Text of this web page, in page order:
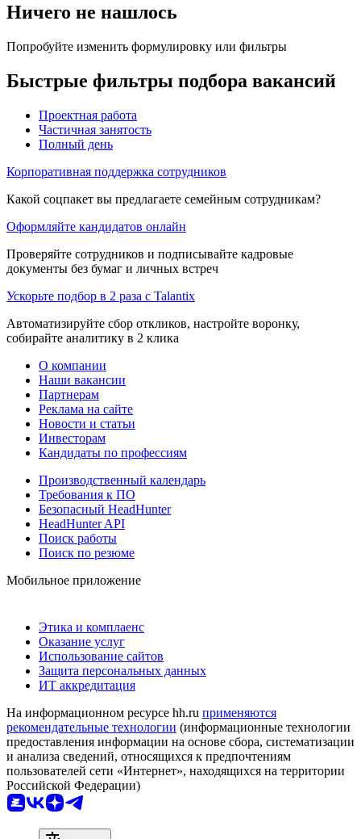
Ничего не нашлось
Попробуйте изменить формулировку или фильтры
Быстрые фильтры подбора вакансий
Проектная работа
Частичная занятость
Полный день
Корпоративная поддержка сотрудников
Какой соцпакет вы предлагаете семейным сотрудникам?
Оформляйте кандидатов онлайн
Проверяйте сотрудников и подписывайте кадровые
документы без бумаг и личных встреч
Ускорьте подбор в 2 раза с Talantix
Автоматизируйте сбор откликов, настройте воронку,
собирайте аналитику в 2 клика
О компании
Наши вакансии
Партнерам
Реклама на сайте
Новости и статьи
Инвесторам
Кандидаты по профессиям
Производственный календарь
Требования к ПО
Безопасный HeadHunter
HeadHunter API
Поиск работы
Поиск по резюме
Мобильное приложение
Этика и комплаенс
Оказание услуг
Использование сайтов
Защита персональных данных
ИТ аккредитация
На информационном ресурсе hh.ru применяются
рекомендательные технологии (информационные технологии
предоставления информации на основе сбора, систематизации
и анализа сведений, относящихся к предпочтениям
пользователей сети «Интернет», находящихся на территории
Российской Федерации)